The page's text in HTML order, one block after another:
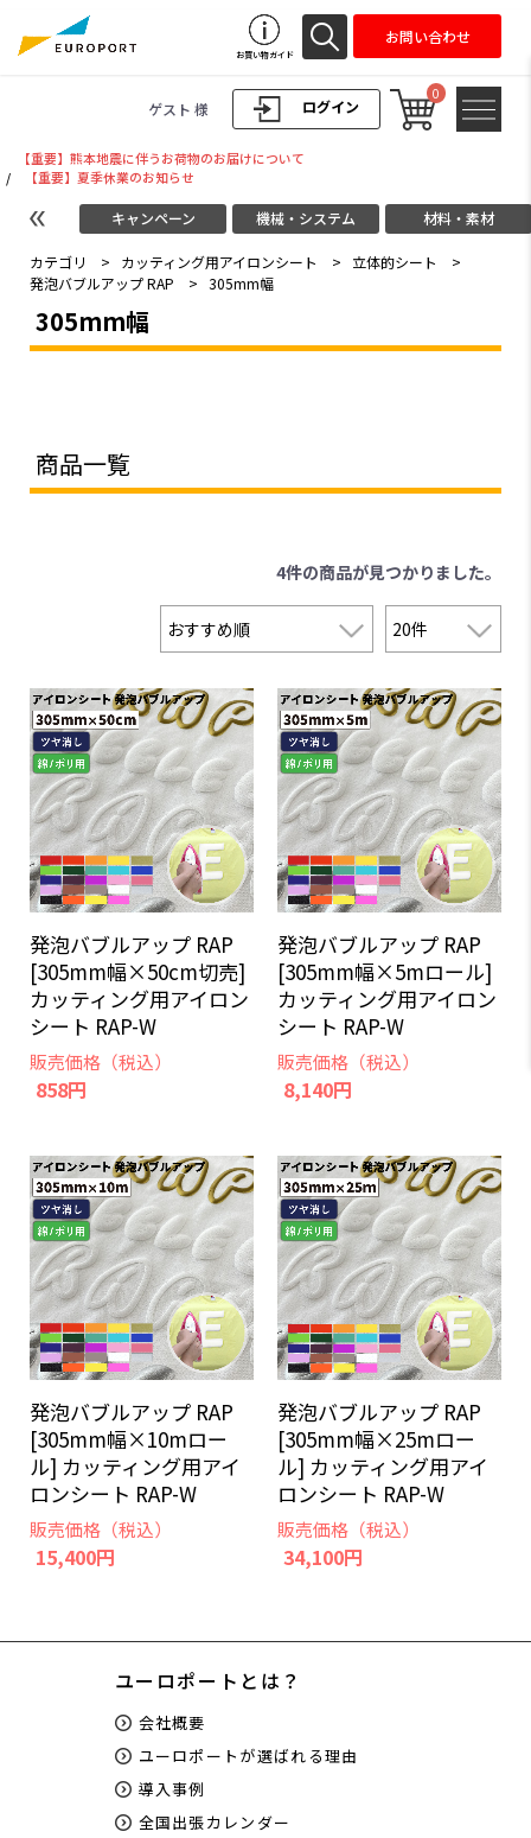
ログイン
ゲスト 様
0
お買い物ガイド
お問い合わせ
【重要】熊本地震に伴うお荷物のお届けについて
/
【重要】夏季休業のお知らせ
キャンペーン 機械・システム 材料・素材
カテゴリ > カッティング用アイロンシート > 立体的シート
>
発泡バブルアップ RAP
> 305mm幅
305mm幅
商品一覧
4件の商品が見つかりました。
発泡バブルアップ RAP
[305mm幅×50cm切売]
カッティング用アイロン
シート RAP-W
販売価格（税込）
858円
発泡バブルアップ RAP
[305mm幅×5mロール]
カッティング用アイロン
シート RAP-W
販売価格（税込）
8,140円
発泡バブルアップ RAP
[305mm幅×10mロー
ル] カッティング用アイ
ロンシート RAP-W
販売価格（税込）
15,400円
発泡バブルアップ RAP
[305mm幅×25mロー
ル] カッティング用アイ
ロンシート RAP-W
販売価格（税込）
34,100円
ユーロポートとは？
会社概要
ユーロポートが選ばれる理由
導入事例
全国出張カレンダー